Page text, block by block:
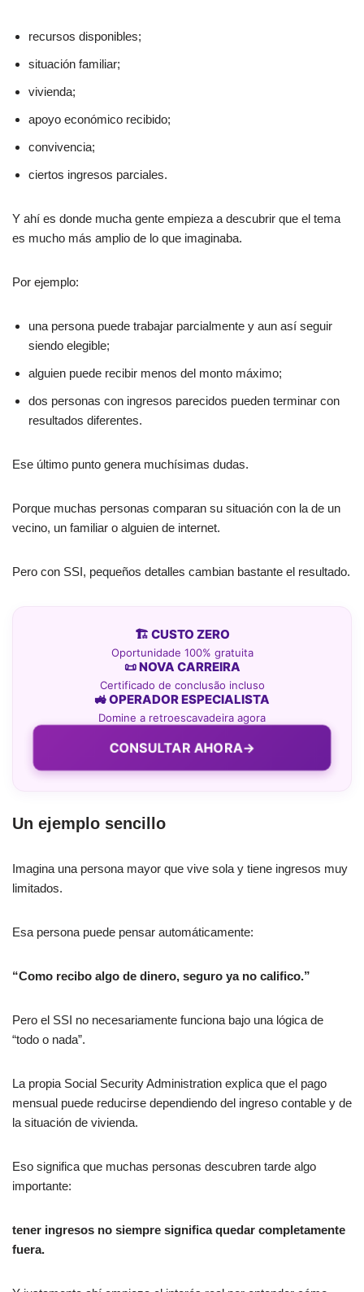
recursos disponibles;
situación familiar;
vivienda;
apoyo económico recibido;
convivencia;
ciertos ingresos parciales.
Y ahí es donde mucha gente empieza a descubrir que el tema
es mucho más amplio de lo que imaginaba.
Por ejemplo:
una persona puede trabajar parcialmente y aun así seguir
siendo elegible;
alguien puede recibir menos del monto máximo;
dos personas con ingresos parecidos pueden terminar con
resultados diferentes.
Ese último punto genera muchísimas dudas.
Porque muchas personas comparan su situación con la de un
vecino, un familiar o alguien de internet.
Pero con SSI, pequeños detalles cambian bastante el resultado.
🏗️ CUSTO ZERO
Oportunidade 100% gratuita
📜 NOVA CARREIRA
Certificado de conclusão incluso
🚜 OPERADOR ESPECIALISTA
Domine a retroescavadeira agora
CONSULTAR AHORA→
Un ejemplo sencillo
Imagina una persona mayor que vive sola y tiene ingresos muy
limitados.
Esa persona puede pensar automáticamente:
“Como recibo algo de dinero, seguro ya no califico.”
Pero el SSI no necesariamente funciona bajo una lógica de
“todo o nada”.
La propia Social Security Administration explica que el pago
mensual puede reducirse dependiendo del ingreso contable y de
la situación de vivienda.
Eso significa que muchas personas descubren tarde algo
importante:
tener ingresos no siempre significa quedar completamente
fuera.